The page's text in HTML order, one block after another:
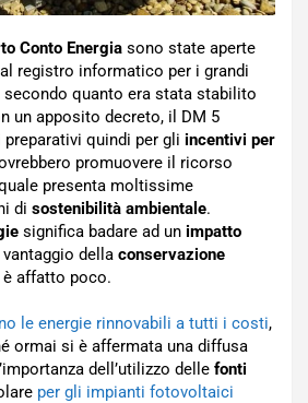
Conto Energia sono state aperte
registro informatico per i grandi
secondo quanto era stata stabilito
un apposito decreto, il DM 5
preparativi quindi per gli incentivi per
promuovere il ricorso
presenta moltissime
di sostenibilità ambientale.
significa badare ad un impatto
della conservazione
è affatto poco.
le energie rinnovabili a tutti i costi,
ormai si è affermata una diffusa
dell’utilizzo delle fonti
per gli impianti fotovoltaici